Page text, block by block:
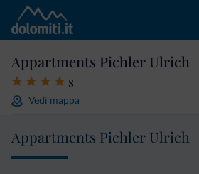
Appartments Pichler Ulrich
s
Vedi mappa
Appartments Pichler Ulrich